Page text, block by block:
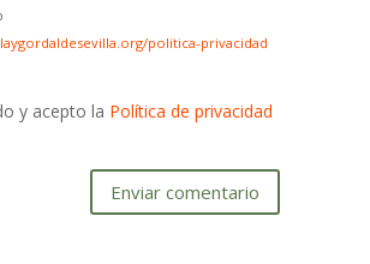
politica-privacidad
y acepto la Política de privacidad
Enviar comentario